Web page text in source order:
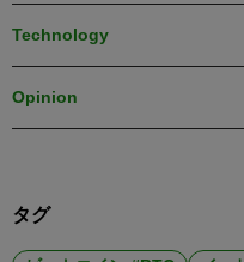
Technology
Opinion
タグ